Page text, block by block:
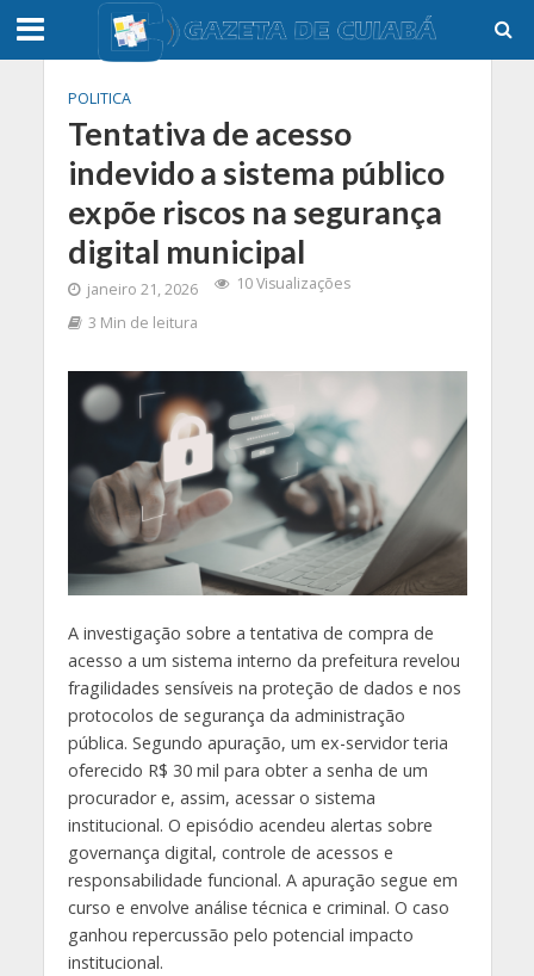
POLITICA
Tentativa de acesso
indevido a sistema público
expõe riscos na segurança
digital municipal
janeiro 21, 2026
10 Visualizações
3 Min de leitura
A investigação sobre a tentativa de compra de
acesso a um sistema interno da prefeitura revelou
fragilidades sensíveis na proteção de dados e nos
protocolos de segurança da administração
pública. Segundo apuração, um ex-servidor teria
oferecido R$ 30 mil para obter a senha de um
procurador e, assim, acessar o sistema
institucional. O episódio acendeu alertas sobre
governança digital, controle de acessos e
responsabilidade funcional. A apuração segue em
curso e envolve análise técnica e criminal. O caso
ganhou repercussão pelo potencial impacto
institucional.